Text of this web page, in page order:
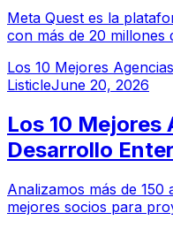
Meta Quest es la
con más de 20 millones
aplicaciones VR y
para el ecosistema Quest.
Los 10 Mejores
ListicleJune 20, 2026
Los 10 Mejores
Desarrollo
Analizamos más de 150
mejores socios para